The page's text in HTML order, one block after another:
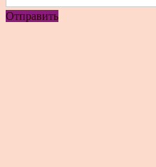
Отправить